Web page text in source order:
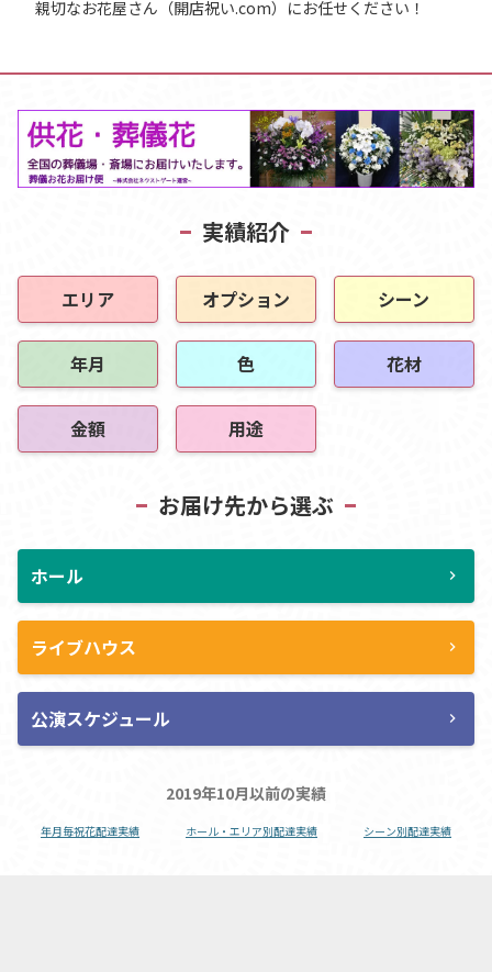
親切なお花屋さん（開店祝い.com）にお任せください！
実績紹介
エリア オプション シーン
年月 色 花材
金額 用途
お届け先から選ぶ
ホール chevron_right
ライブハウス chevron_right
公演スケジュール chevron_right
2019年10月以前の実績
年月毎祝花配達実績 ホール・エリア別配達実績 シーン別配達実績